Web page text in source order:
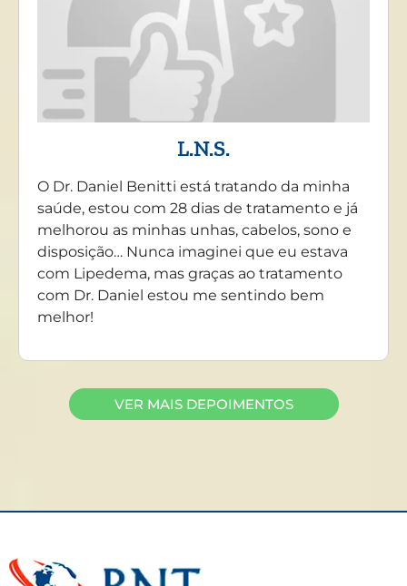
L.N.S.
O Dr. Daniel Benitti está tratando da minha
saúde, estou com 28 dias de tratamento e já
melhorou as minhas unhas, cabelos, sono e
disposição… Nunca imaginei que eu estava
com Lipedema, mas graças ao tratamento
com Dr. Daniel estou me sentindo bem
melhor!
VER MAIS DEPOIMENTOS